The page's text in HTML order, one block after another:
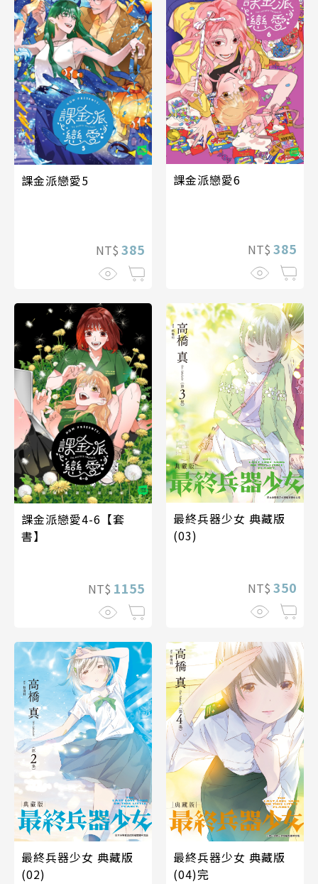
課金派戀愛5
NT$ 385
課金派戀愛6
NT$ 385
課金派戀愛4-6【套
書】
NT$ 1155
最終兵器少女 典藏版
(03)
NT$ 350
最終兵器少女 典藏版
(02)
最終兵器少女 典藏版
(04)完